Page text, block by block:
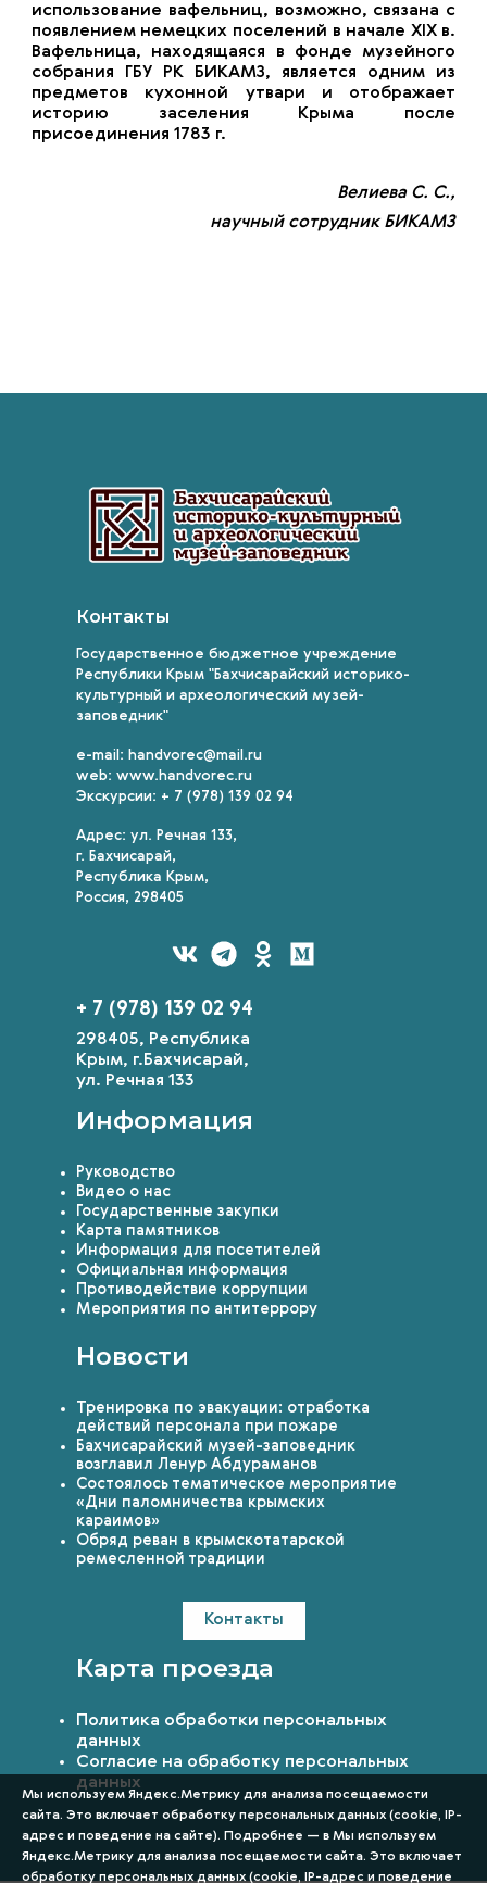
использование вафельниц, возможно, связана с
появлением немецких поселений в начале XIX в.
Вафельница, находящаяся в фонде музейного
собрания ГБУ РК БИКАМЗ, является одним из
предметов кухонной утвари и отображает
историю заселения Крыма после
присоединения 1783 г.
Велиева С. С.,
научный сотрудник БИКАМЗ
Контакты
Государственное бюджетное учреждение
Республики Крым "Бахчисарайский историко-
культурный и археологический музей-
заповедник"
e-mail: handvorec@mail.ru
web: www.handvorec.ru
Экскурсии: + 7 (978) 139 02 94
Адрес: ул. Речная 133,
г. Бахчисарай,
Республика Крым,
Россия, 298405
+ 7 (978) 139 02 94
298405, Республика
Крым, г.Бахчисарай,
ул. Речная 133
Информация
Руководство
Видео о нас
Государственные закупки
Карта памятников
Информация для посетителей
Официальная информация
Противодействие коррупции
Мероприятия по антитеррору
Новости
Тренировка по эвакуации: отработка
действий персонала при пожаре
Бахчисарайский музей-заповедник
возглавил Ленур Абдураманов
Состоялось тематическое мероприятие
«Дни паломничества крымских
караимов»
Обряд реван в крымскотатарской
ремесленной традиции
Контакты
Карта проезда
Политика обработки персональных
данных
Согласие на обработку персональных
данных
Мы используем Яндекс.Метрику для анализа посещаемости
сайта. Это включает обработку персональных данных (cookie, IP-
адрес и поведение на сайте). Подробнее — в Мы используем
Яндекс.Метрику для анализа посещаемости сайта. Это включает
обработку персональных данных (cookie, IP-адрес и поведение